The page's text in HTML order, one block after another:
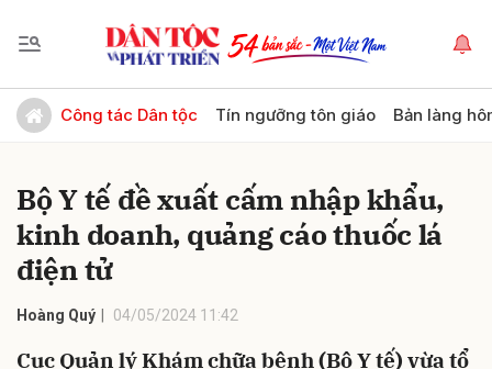
Công tác Dân tộc Tín ngưỡng tôn giáo Bản làng
Bộ Y tế đề xuất cấm nhập khẩu,
kinh doanh, quảng cáo thuốc lá
điện tử
Hoàng Quý 04/05/2024 11:42
Cục Quản lý Khám chữa bệnh (Bộ Y tế) vừa tổ
Gửi bình luận